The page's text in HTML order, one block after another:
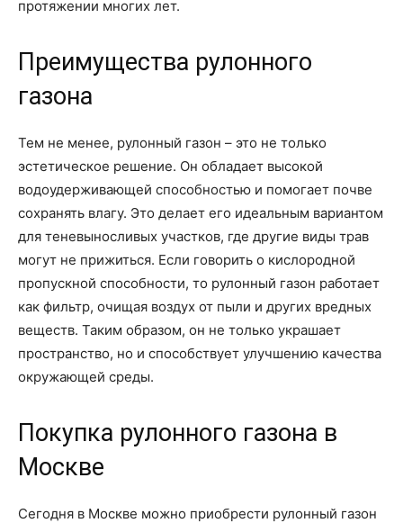
протяжении многих лет.
Преимущества рулонного
газона
Тем не менее, рулонный газон – это не только
эстетическое решение. Он обладает высокой
водоудерживающей способностью и помогает почве
сохранять влагу. Это делает его идеальным вариантом
для теневыносливых участков, где другие виды трав
могут не прижиться. Если говорить о кислородной
пропускной способности, то рулонный газон работает
как фильтр, очищая воздух от пыли и других вредных
веществ. Таким образом, он не только украшает
пространство, но и способствует улучшению качества
окружающей среды.
Покупка рулонного газона в
Москве
Сегодня в Москве можно приобрести рулонный газон